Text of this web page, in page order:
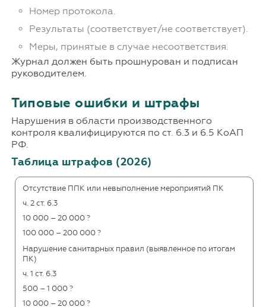
Номер протокола.
Результаты (соответствует/не соответствует).
Меры, принятые в случае несоответствия.
Журнал должен быть прошнурован и подписан
руководителем.
Типовые ошибки и штрафы
Нарушения в области производственного
контроля квалифицируются по ст. 6.3 и 6.5 КоАП
РФ.
Таблица штрафов (2026)
Отсутствие ППК или невыполнение мероприятий ПК
ч. 2 ст. 6.3
10 000 – 20 000 ?
100 000 – 200 000 ?
Нарушение санитарных правил (выявленное по итогам
ПК)
ч. 1 ст. 6.3
500 – 1 000 ?
10 000 – 20 000 ?